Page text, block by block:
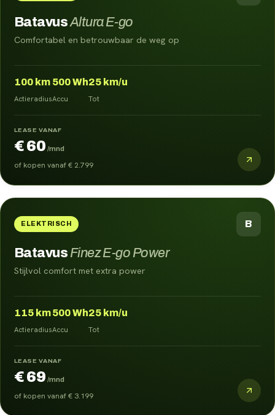
BatavusAltura E-go
Comfortabel en betrouwbaar de weg op
100 km
Actieradius
500Wh
Accu
25 km/u
Tot
LEASE VANAF
€ 60 /mnd
of kopen vanaf€ 2.799
ELEKTRISCH B
Batavus Finez E-go Power
Stijlvol comfort met extra power
115 km
Actieradius
500Wh
Accu
25 km/u
Tot
LEASE VANAF
€ 69 /mnd
of kopen vanaf€ 3.199